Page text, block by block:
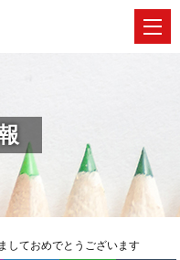
しておめでとうございます